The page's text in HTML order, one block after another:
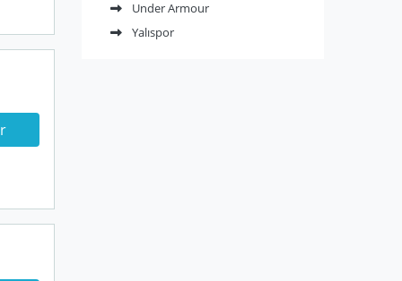
Under Armour
Yalıspor